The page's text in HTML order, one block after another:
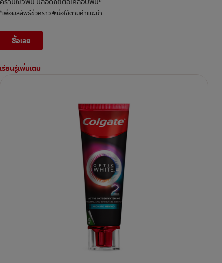
คราบผิวฟัน ปลอดภัยต่อเคลือบฟัน
*เพื่อผลลัพธ์ชั่วคราว #เมื่อใช้ตามคำแนะนำ
ซื้อเลย
เรียนรู้เพิ่มเติม